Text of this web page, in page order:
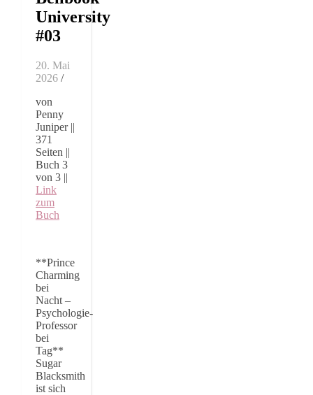
University
#03
20. Mai
2026 /
von
Penny
Juniper ||
371
Seiten ||
Buch 3
von 3 ||
Link
zum
Buch
**Prince
Charming
bei
Nacht –
Psychologie-
Professor
bei
Tag**
Sugar
Blacksmith
ist sich